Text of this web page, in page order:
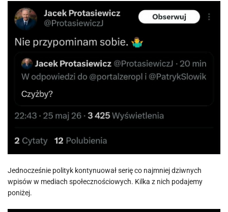
Jednocześnie polityk kontynuował serię co najmniej dziwnych
wpisów w mediach społecznościowych. Kilka z nich podajemy
poniżej.